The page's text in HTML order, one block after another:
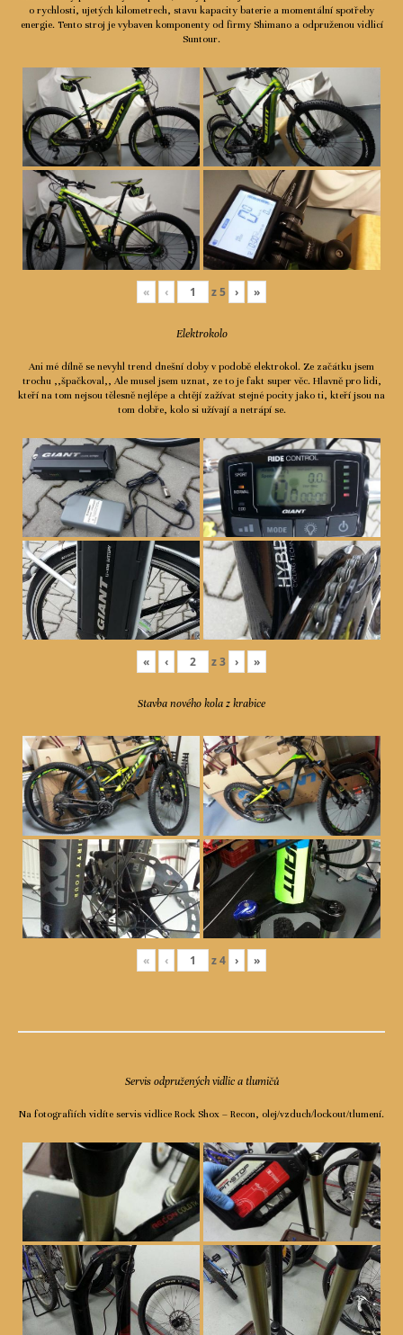
Ceník
Kontakty
o rychlosti, ujetých kilometrech, stavu kapacity baterie a momentální spotřeby
energie. Tento stroj je vybaven komponenty od firmy Shimano a odpruženou vidlicí
Suntour.
« ‹ z5 › »
Elektrokolo
Ani mé dílně se nevyhl trend dnešní doby v podobě elektrokol. Ze začátku jsem
trochu ,,špačkoval,, Ale musel jsem uznat, ze to je fakt super věc. Hlavně pro lidi,
kteří na tom nejsou tělesně nejlépe a chtějí zažívat stejné pocity jako ti, kteří jsou na
tom dobře, kolo si užívají a netrápí se.
« ‹ z3 › »
Stavba nového kola z krabice
« ‹ z4 › »
Servis odpružených vidlic a tlumičů
Na fotografiích vidíte servis vidlice Rock Shox – Recon, olej/vzduch/lockout/tlumení.